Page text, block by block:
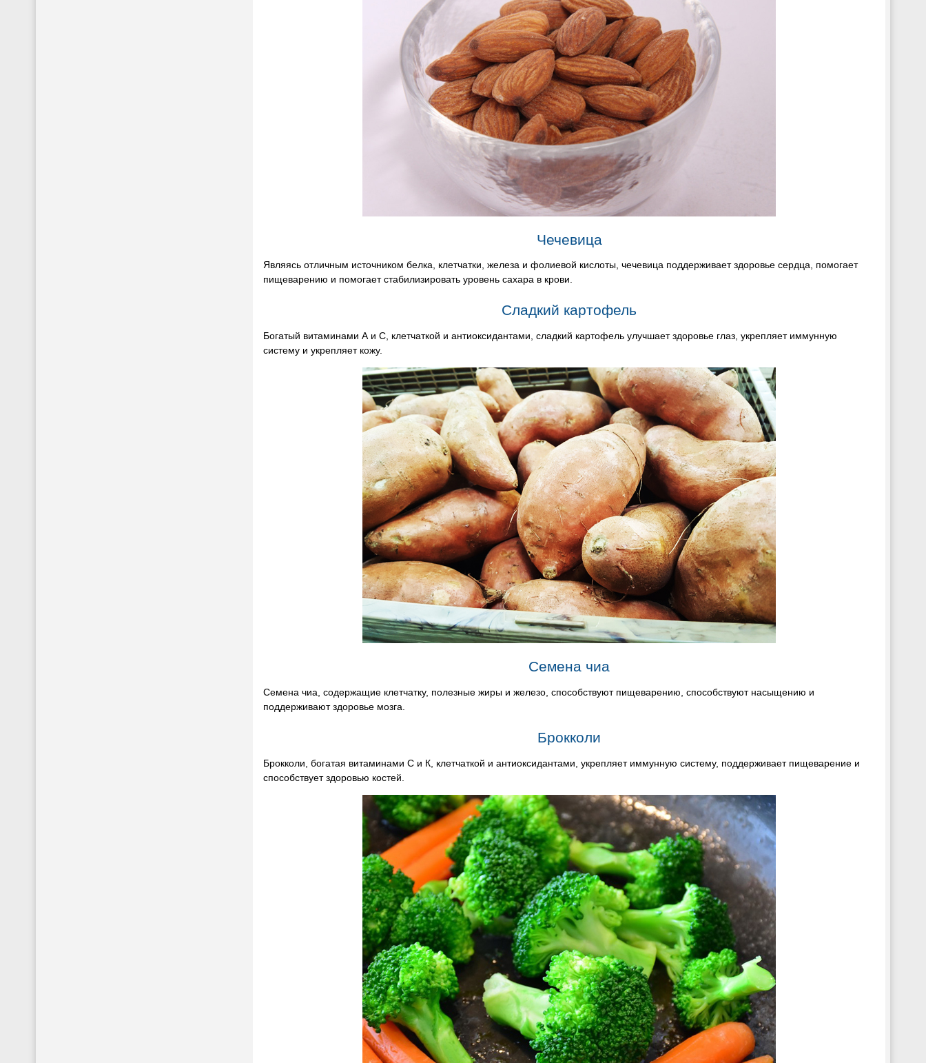
Чечевица
Являясь отличным источником белка, клетчатки, железа и фолиевой кислоты, чечевица поддерживает здоровье сердца, помогает
пищеварению и помогает стабилизировать уровень сахара в крови.
Сладкий картофель
Богатый витаминами А и С, клетчаткой и антиоксидантами, сладкий картофель улучшает здоровье глаз, укрепляет иммунную
систему и укрепляет кожу.
Семена чиа
Семена чиа, содержащие клетчатку, полезные жиры и железо, способствуют пищеварению, способствуют насыщению и
поддерживают здоровье мозга.
Брокколи
Брокколи, богатая витаминами С и К, клетчаткой и антиоксидантами, укрепляет иммунную систему, поддерживает пищеварение и
способствует здоровью костей.